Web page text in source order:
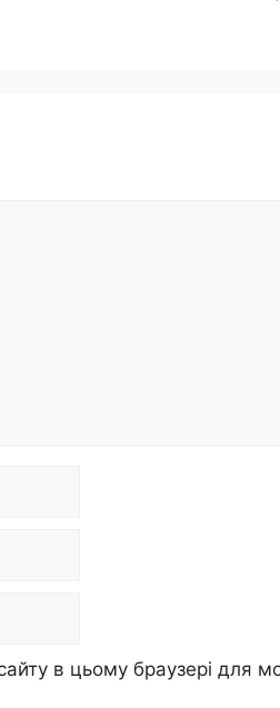
в цьому браузері для